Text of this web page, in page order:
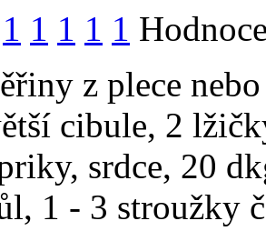
1 1 1 1 1
z plece
cibule, 2
srdce, 20
1 - 3 stroužky